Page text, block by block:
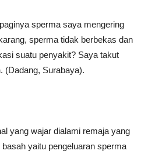
sperma saya mengering
sperma tidak berbekas dan
suatu penyakit? Saya takut
(Dadang, Surabaya).
yang wajar dialami remaja yang
yaitu pengeluaran sperma